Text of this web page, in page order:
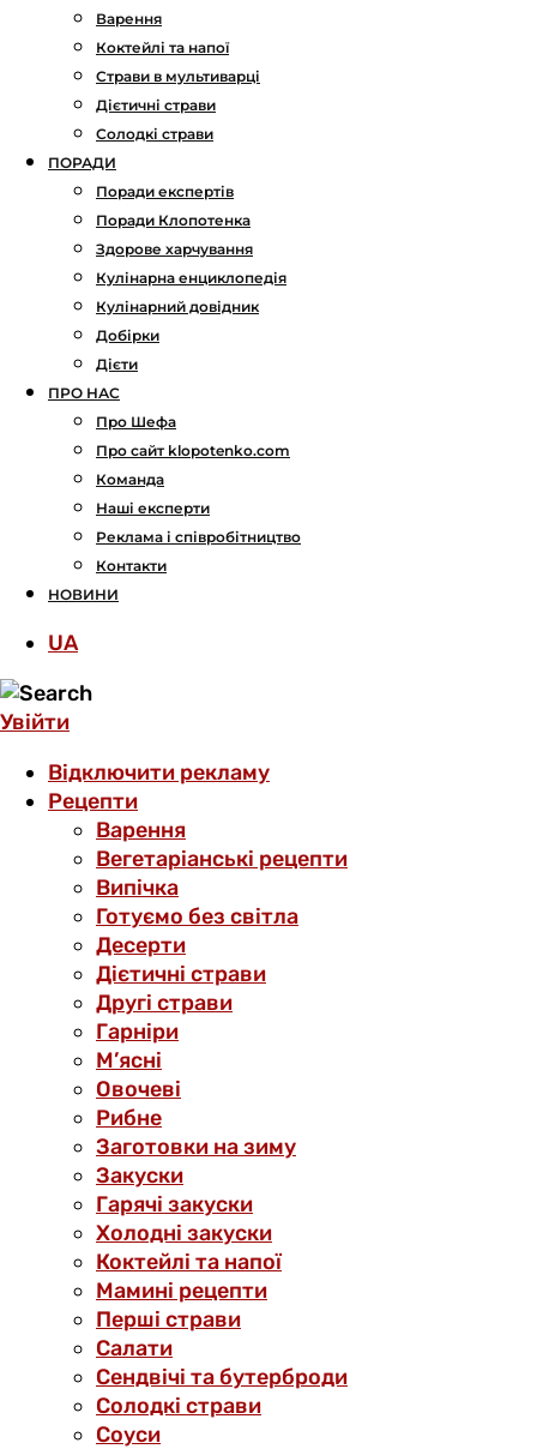
Варення
Коктейлі та напої
Страви в мультиварці
Дієтичні страви
Солодкі страви
ПОРАДИ
Поради експертів
Поради Клопотенка
Здорове харчування
Кулінарна енциклопедія
Кулінарний довідник
Добірки
Дієти
ПРО НАС
Про Шефа
Про сайт klopotenko.com
Команда
Наші експерти
Реклама і співробітництво
Контакти
НОВИНИ
UA
Увійти
Відключити рекламу
Рецепти
Варення
Вегетаріанські рецепти
Випічка
Готуємо без світла
Десерти
Дієтичні страви
Другі страви
Гарніри
М’ясні
Овочеві
Рибне
Заготовки на зиму
Закуски
Гарячі закуски
Холодні закуски
Коктейлі та напої
Мамині рецепти
Перші страви
Салати
Сендвічі та бутерброди
Солодкі страви
Соуси